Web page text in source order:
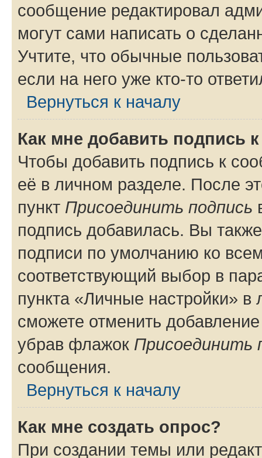
сообщение редактировал
могут сами написать о
Учтите, что обычные
если на него уже кто-то
Вернуться к началу
Как мне добавить подпись
Чтобы добавить подпись к
её в личном разделе. После
пункт Присоединить подпись
подпись добавилась. Вы
подписи по умолчанию ко
соответствующий выбор в
пункта «Личные настройки»
сможете отменить
убрав флажок Присоединить
сообщения.
Вернуться к началу
Как мне создать опрос?
При создании темы или